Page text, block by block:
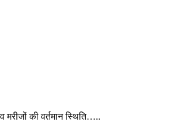
मरीजों की वर्तमान स्थिति…..